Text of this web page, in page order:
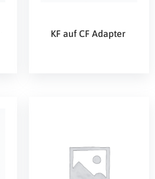
KF auf CF Adapter